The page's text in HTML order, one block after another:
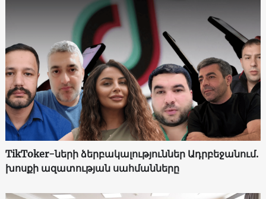
TikToker-ների ձերբակալություններ Ադրբեջանում.
խոսքի ազատության սահմանները